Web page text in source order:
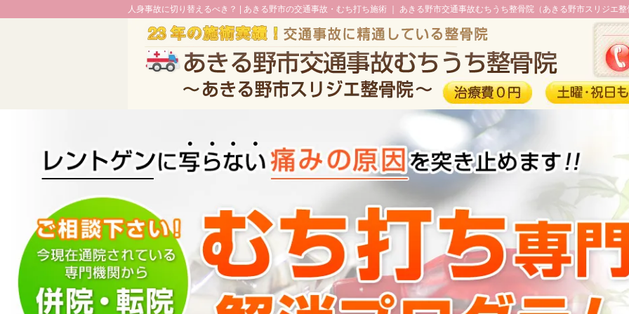
人身事故に切り替えるべき？ | あきる野市の交通事故・むち打ち施術 ｜ あきる野市交通事故むちうち整骨院（あきる野市スリジエ整